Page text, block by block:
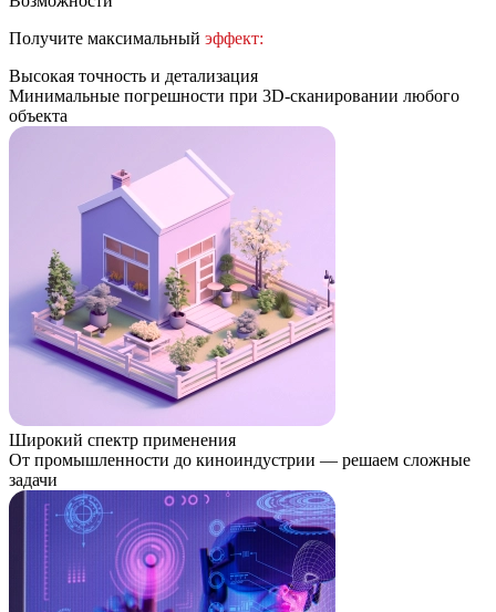
Получите максимальный эффект:
Высокая точность и детализация
Минимальные погрешности при 3D-сканировании любого
объекта
Широкий спектр применения
От промышленности до киноиндустрии — решаем сложные
задачи